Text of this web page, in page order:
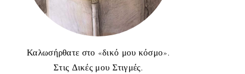
Καλωσήρθατε στο «δικό μου κόσμο».
Στις Δικές μου Στιγμές.